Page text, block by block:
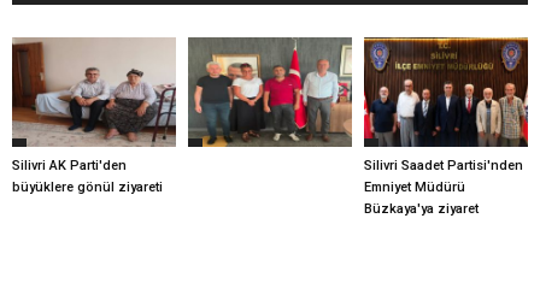
Silivri AK Parti'den
büyüklere gönül ziyareti
Silivri Saadet Partisi'nden
Emniyet Müdürü
Büzkaya'ya ziyaret